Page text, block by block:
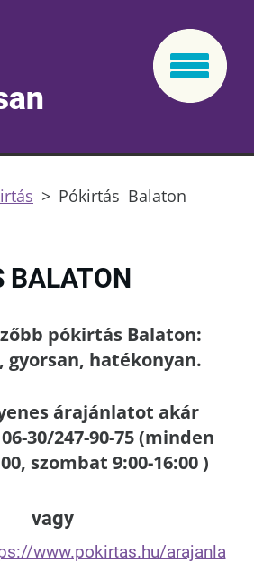
> Pókirtás Balaton
BALATON
pókirtás Balaton:
gyorsan, hatékonyan.
árajánlatot akár
30/247-90-75 (minden
szombat 9:00-16:00 )
vagy
www.pokirtas.hu/arajanla